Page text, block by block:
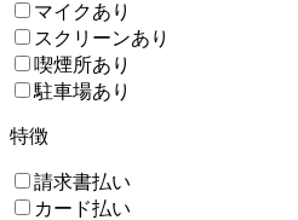
マイクあり
スクリーンあり
喫煙所あり
駐車場あり
特徴
請求書払い
カード払い